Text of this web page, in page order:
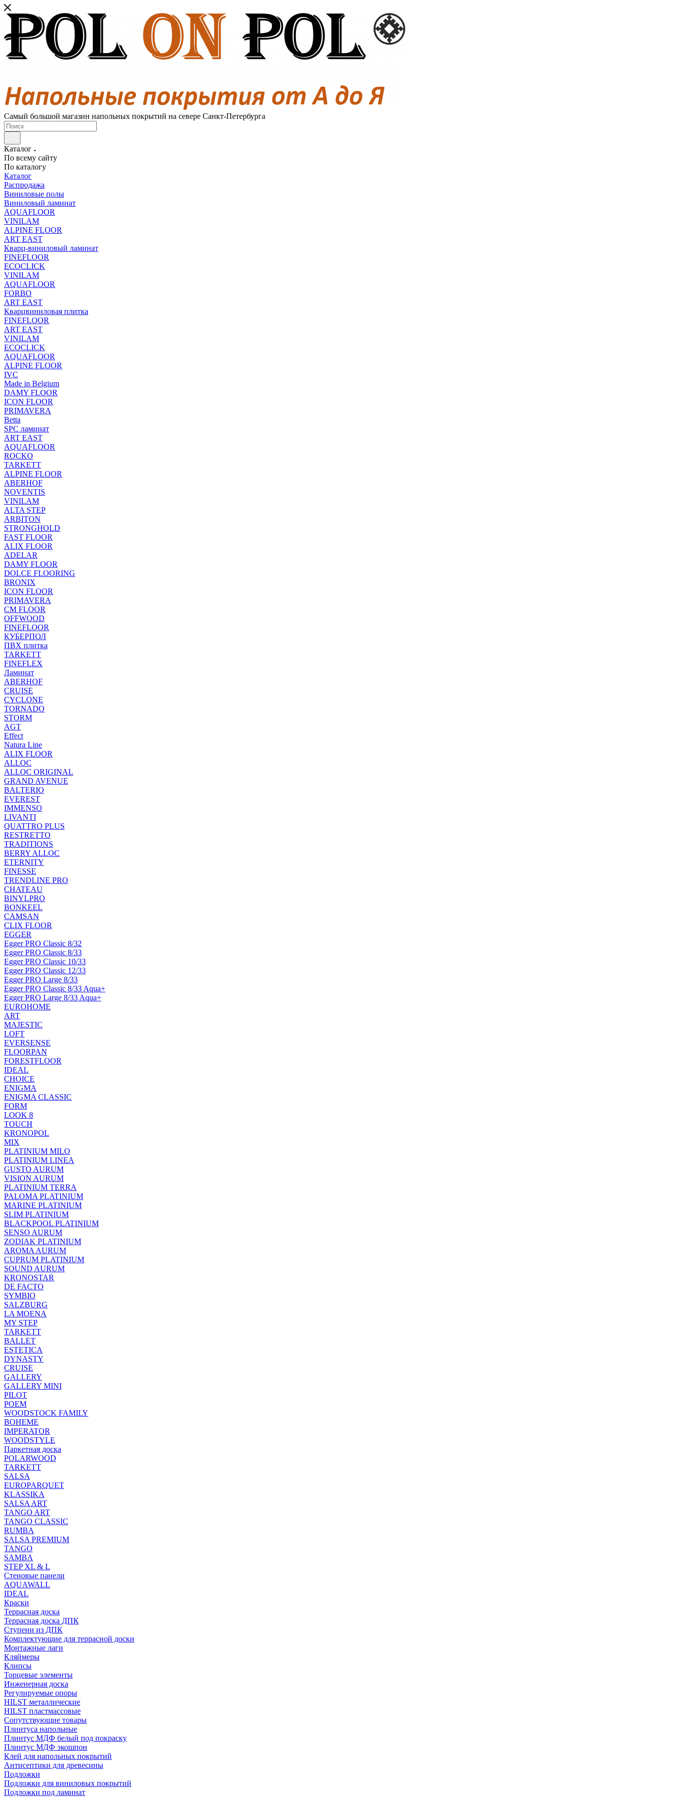
Самый большой магазин напольных покрытий на севере Санкт-Петербурга
Каталог
По всему сайту
По каталогу
Каталог
Распродажа
Виниловые полы
Виниловый ламинат
AQUAFLOOR
VINILAM
ALPINE FLOOR
ART EAST
Кварц-виниловый ламинат
FINEFLOOR
ECOCLICK
VINILAM
AQUAFLOOR
FORBO
ART EAST
Кварцвиниловая плитка
FINEFLOOR
ART EAST
VINILAM
ECOCLICK
AQUAFLOOR
ALPINE FLOOR
IVC
Made in Belgium
DAMY FLOOR
ICON FLOOR
PRIMAVERA
Betta
SPC ламинат
ART EAST
AQUAFLOOR
ROCKO
TARKETT
ALPINE FLOOR
ABERHOF
NOVENTIS
VINILAM
ALTA STEP
ARBITON
STRONGHOLD
FAST FLOOR
ALIX FLOOR
ADELAR
DAMY FLOOR
DOLCE FLOORING
BRONIX
ICON FLOOR
PRIMAVERA
CM FLOOR
OFFWOOD
FINEFLOOR
КУБЕРПОЛ
ПВХ плитка
TARKETT
FINEFLEX
Ламинат
ABERHOF
CRUISE
CYCLONE
TORNADO
STORM
AGT
Effect
Natura Line
ALIX FLOOR
ALLOC
ALLOC ORIGINAL
GRAND AVENUE
BALTERIO
EVEREST
IMMENSO
LIVANTI
QUATTRO PLUS
RESTRETTO
TRADITIONS
BERRY ALLOC
ETERNITY
FINESSE
TRENDLINE PRO
CHATEAU
BINYLPRO
BONKEEL
CAMSAN
CLIX FLOOR
EGGER
Egger PRO Classic 8/32
Egger PRO Classic 8/33
Egger PRO Classic 10/33
Egger PRO Classic 12/33
Egger PRO Large 8/33
Egger PRO Classic 8/33 Aqua+
Egger PRO Large 8/33 Aqua+
EUROHOME
ART
MAJESTIC
LOFT
EVERSENSE
FLOORPAN
FORESTFLOOR
IDEAL
CHOICE
ENIGMA
ENIGMA CLASSIC
FORM
LOOK 8
TOUCH
KRONOPOL
MIX
PLATINIUM MILO
PLATINIUM LINEA
GUSTO AURUM
VISION AURUM
PLATINIUM TERRA
PALOMA PLATINIUM
MARINE PLATINIUM
SLIM PLATINIUM
BLACKPOOL PLATINIUM
SENSO AURUM
ZODIAK PLATINIUM
AROMA AURUM
CUPRUM PLATINIUM
SOUND AURUM
KRONOSTAR
DE FACTO
SYMBIO
SALZBURG
LA MOENA
MY STEP
TARKETT
BALLET
ESTETICA
DYNASTY
CRUISE
GALLERY
GALLERY MINI
PILOT
POEM
WOODSTOCK FAMILY
BOHEME
IMPERATOR
WOODSTYLE
Паркетная доска
POLARWOOD
TARKETT
SALSA
EUROPARQUET
KLASSIKA
SALSA ART
TANGO ART
TANGO CLASSIC
RUMBA
SALSA PREMIUM
TANGO
SAMBA
STEP XL & L
Стеновые панели
AQUAWALL
IDEAL
Краски
Террасная доска
Террасная доска ДПК
Ступени из ДПК
Комплектующие для террасной доски
Монтажные лаги
Кляймеры
Клипсы
Торцевые элементы
Инженерная доска
Регулируемые опоры
HILST металлические
HILST пластмассовые
Сопутствующие товары
Плинтуса напольные
Плинтус МДФ белый под покраску
Плинтус МДФ экошпон
Клей для напольных покрытий
Антисептики для древесины
Подложки
Подложки для виниловых покрытий
Подложки под ламинат